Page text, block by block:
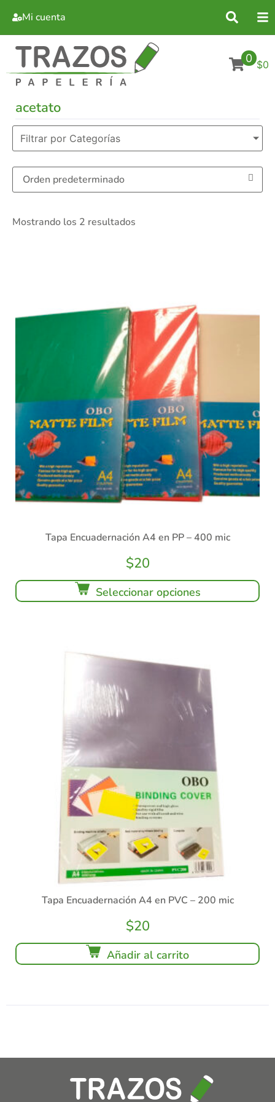
Mi cuenta
0 $0
acetato
Filtrar por Categorías
Mostrando los 2 resultados
Tapa Encuadernación A4 en PP – 400 mic
$20
Seleccionar opciones
Tapa Encuadernación A4 en PVC – 200 mic
$20
Añadir al carrito